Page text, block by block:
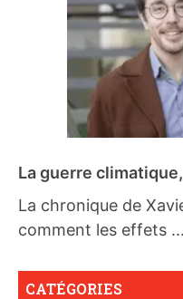
La guerre climatique,
La chronique de
comment les effets ...
CATÉGORIES